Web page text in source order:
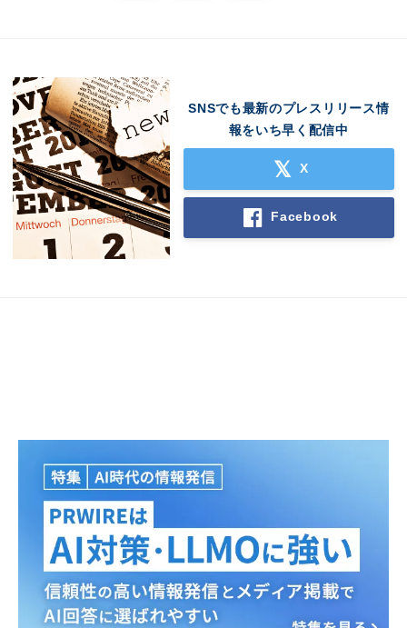
SNSでも最新のプレスリリース情
報をいち早く配信中
X
Facebook
Japanese